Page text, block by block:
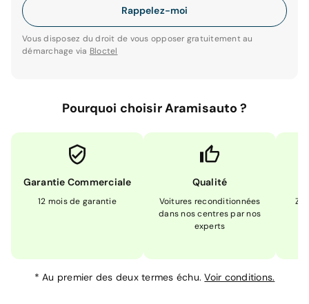
Rappelez-moi
Vous disposez du droit de vous opposer gratuitement au
démarchage via Bloctel
Pourquoi choisir Aramisauto ?
Garantie Commerciale
12 mois de garantie
Qualité
Voitures reconditionnées
dans nos centres par nos
experts
*Au premier des deux termes échu.Voir conditions.